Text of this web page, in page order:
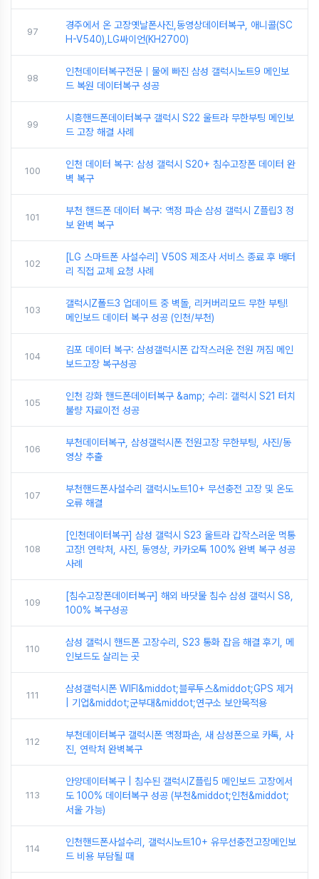
97
경주에서 온 고장옛날폰사진,동영상데이터복구, 애니콜(SC
H-V540),LG싸이언(KH2700)
98
인천데이터복구전문｜물에 빠진 삼성 갤럭시노트9 메인보
드 복원 데이터복구 성공
99
시흥핸드폰데이터복구 갤럭시 S22 울트라 무한부팅 메인보
드 고장 해결 사례
100
인천 데이터 복구: 삼성 갤럭시 S20+ 침수고장폰 데이터 완
벽 복구
101
부천 핸드폰 데이터 복구: 액정 파손 삼성 갤럭시 Z플립3 정
보 완벽 복구
102
[LG 스마트폰 사설수리] V50S 제조사 서비스 종료 후 배터
리 직접 교체 요청 사례
103
갤럭시Z폴드3 업데이트 중 벽돌, 리커버리모드 무한 부팅!
메인보드 데이터 복구 성공 (인천/부천)
104
김포 데이터 복구: 삼성갤럭시폰 갑작스러운 전원 꺼짐 메인
보드고장 복구성공
105
인천 강화 핸드폰데이터복구 &amp; 수리: 갤럭시 S21 터치
불량 자료이전 성공
106
부천데이터복구, 삼성갤럭시폰 전원고장 무한부팅, 사진/동
영상 추출
107
부천핸드폰사설수리 갤럭시노트10+ 무선충전 고장 및 온도
오류 해결
108
[인천데이터복구] 삼성 갤럭시 S23 울트라 갑작스러운 먹통
고장! 연락처, 사진, 동영상, 카카오톡 100% 완벽 복구 성공
사례
109
[침수고장폰데이터복구] 해외 바닷물 침수 삼성 갤럭시 S8,
100% 복구성공
110
삼성 갤럭시 핸드폰 고장수리, S23 통화 잡음 해결 후기, 메
인보드도 살리는 곳
111
삼성갤럭시폰 WIFI&middot;블루투스&middot;GPS 제거
| 기업&middot;군부대&middot;연구소 보안목적용
112
부천데이터복구 갤럭시폰 액정파손, 새 삼성폰으로 카톡, 사
진, 연락처 완벽복구
113
안양데이터복구 | 침수된 갤럭시Z플립5 메인보드 고장에서
도 100% 데이터복구 성공 (부천&middot;인천&middot;
서울 가능)
114
인천핸드폰사설수리, 갤럭시노트10+ 유무선충전고장메인보
드 비용 부담될 때